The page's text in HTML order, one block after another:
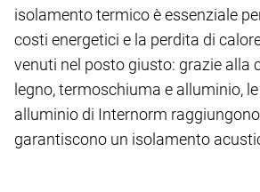
isolamento termico è essenziale
costi energetici e la perdita di
venuti nel posto giusto: grazie alla
legno, termoschiuma e alluminio,
alluminio di Internorm
garantiscono un isolamento